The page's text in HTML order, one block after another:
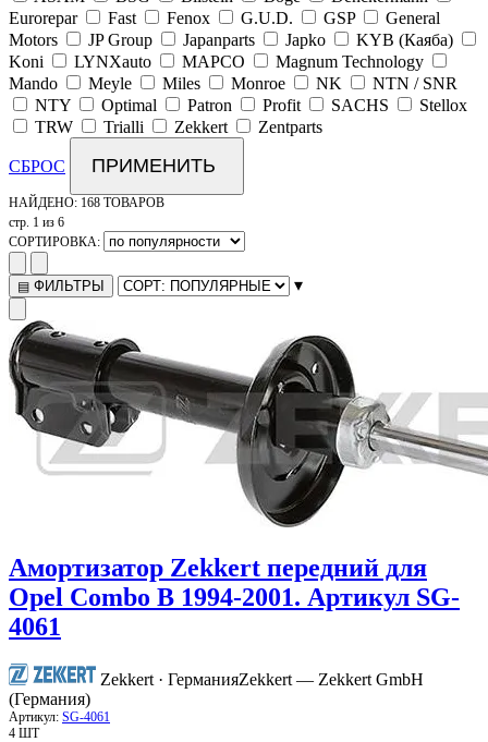
Eurorepar
Fast Fenox G.U.D. GSP
General
Motors
JP Group Japanparts Japko
KYB (Каяба)
Koni
LYNXauto MAPCO
Magnum Technology
Mando
Meyle Miles Monroe NK
NTN / SNR
NTY
Optimal Patron Profit SACHS
Stellox
TRW
Trialli Zekkert Zentparts
СБРОС ПРИМЕНИТЬ
НАЙДЕНО: 168 ТОВАРОВ
стр. 1 из 6
СОРТИРОВКА:
▤ ФИЛЬТРЫ ▾
Амортизатор Zekkert передний для
Opel Combo B 1994-2001. Артикул SG-
4061
Zekkert · ГерманияZekkert — Zekkert GmbH
(Германия)
Артикул: SG-4061
4 ШТ